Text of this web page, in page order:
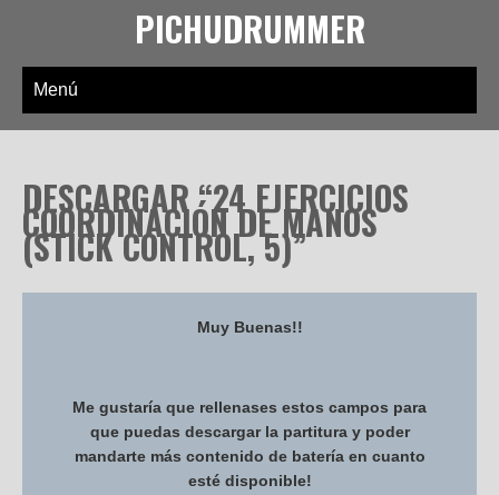
PICHUDRUMMER
Menú
DESCARGAR “24 EJERCICIOS
COORDINACIÓN DE MANOS
(STICK CONTROL, 5)”
Muy Buenas!!
Me gustaría que rellenases estos campos para
que puedas descargar la partitura y poder
mandarte más contenido de batería en cuanto
esté disponible!